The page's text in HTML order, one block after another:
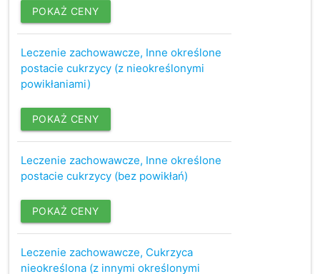
POKAŻ CENY
Leczenie zachowawcze, Inne określone
postacie cukrzycy (z nieokreślonymi
powikłaniami)
POKAŻ CENY
Leczenie zachowawcze, Inne określone
postacie cukrzycy (bez powikłań)
POKAŻ CENY
Leczenie zachowawcze, Cukrzyca
nieokreślona (z innymi określonymi